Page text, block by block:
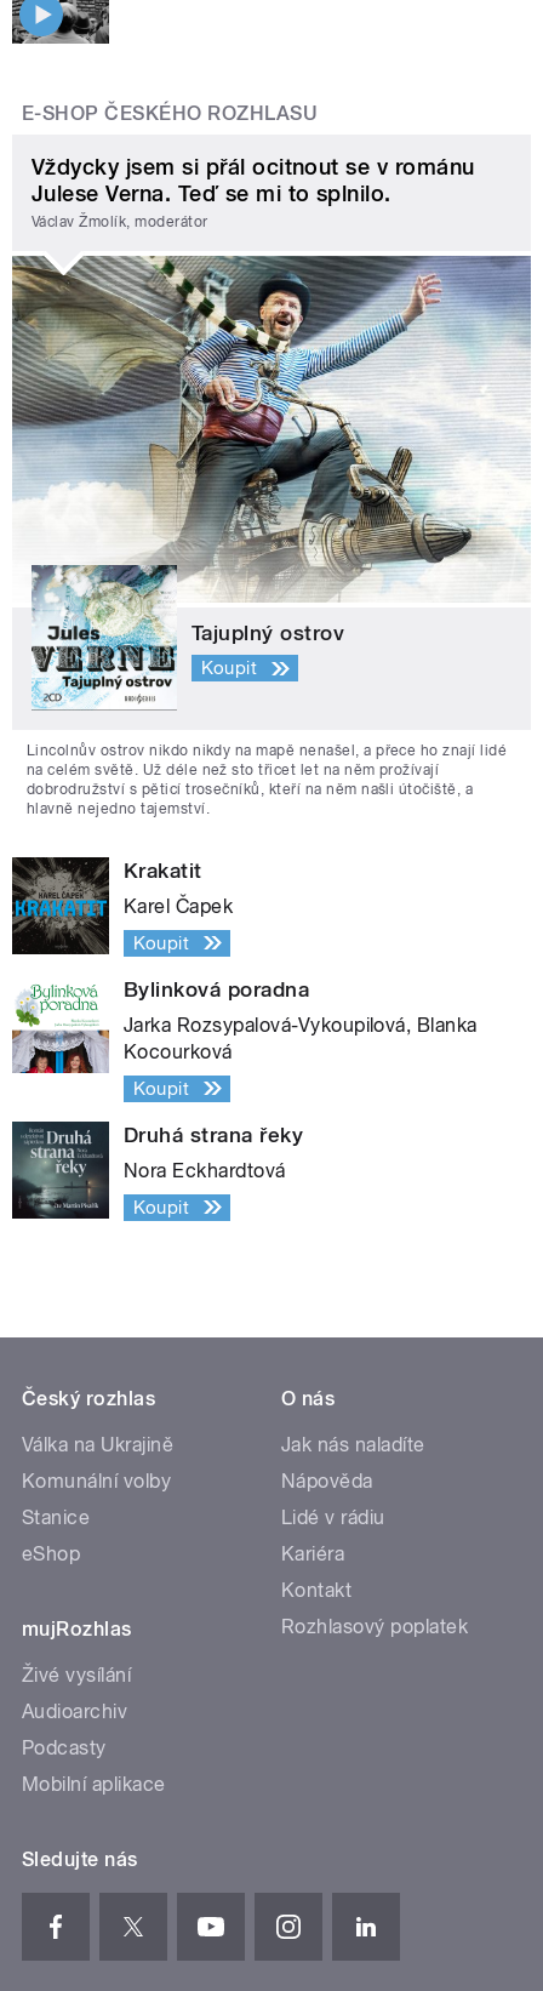
E-SHOP ČESKÉHO ROZHLASU
Vždycky jsem si přál ocitnout se v románu
Julese Verna. Teď se mi to splnilo.
Václav Žmolík, moderátor
Tajuplný ostrov
Koupit
Lincolnův ostrov nikdo nikdy na mapě nenašel, a přece ho znají lidé
na celém světě. Už déle než sto třicet let na něm prožívají
dobrodružství s pěticí trosečníků, kteří na něm našli útočiště, a
hlavně nejedno tajemství.
Krakatit
Karel Čapek
Koupit
Bylinková poradna
Jarka Rozsypalová-Vykoupilová, Blanka
Kocourková
Koupit
Druhá strana řeky
Nora Eckhardtová
Koupit
Český rozhlas
Válka na Ukrajině
Komunální volby
Stanice
eShop
mujRozhlas
Živé vysílání
Audioarchiv
Podcasty
Mobilní aplikace
O nás
Jak nás naladíte
Nápověda
Lidé v rádiu
Kariéra
Kontakt
Rozhlasový poplatek
Sledujte nás